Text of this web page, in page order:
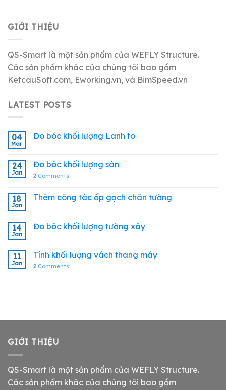
GIỚI THIỆU
QS-Smart là một sản phẩm của WEFLY Structure.
Các sản phẩm khác của chúng tôi bao gồm
KetcauSoft.com, Eworking.vn, và BimSpeed.vn
LATEST POSTS
04
Mar
Đo bóc khối lượng Lanh tô
24
Jan
Đo bóc khối lượng sàn
2 Comments
18
Jan
Thêm công tác ốp gạch chân tường
14
Jan
Đo bóc khối lượng tường xây
11
Jan
Tính khối lượng vách thang máy
2 Comments
GIỚI THIỆU
QS-Smart là một sản phẩm của WEFLY Structure.
Các sản phẩm khác của chúng tôi bao gồm